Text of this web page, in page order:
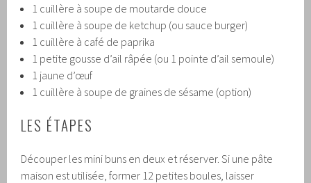
1 cuillère à soupe de moutarde douce
1 cuillère à soupe de ketchup (ou sauce burger)
1 cuillère à café de paprika
1 petite gousse d’ail râpée (ou 1 pointe d’ail semoule)
1 jaune d’œuf
1 cuillère à soupe de graines de sésame (option)
LES ÉTAPES
Découper les mini buns en deux et réserver. Si une pâte
maison est utilisée, former 12 petites boules, laisser